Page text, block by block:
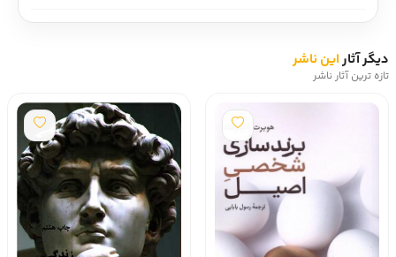
دیگر آثاراین ناشر
تازه ترین آثار ناشر